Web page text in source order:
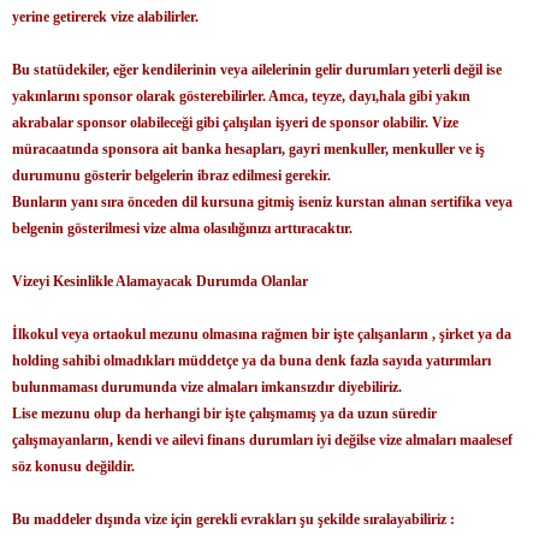
yerine getirerek vize alabilirler.
Bu statüdekiler, eğer kendilerinin veya ailelerinin gelir durumları yeterli değil ise
yakınlarını sponsor olarak gösterebilirler. Amca, teyze, dayı,hala gibi yakın
akrabalar sponsor olabileceği gibi çalışılan işyeri de sponsor olabilir. Vize
müracaatında sponsora ait banka hesapları, gayri menkuller, menkuller ve iş
durumunu gösterir belgelerin ibraz edilmesi gerekir.
Bunların yanı sıra önceden dil kursuna gitmiş iseniz kurstan alınan sertifika veya
belgenin gösterilmesi vize alma olasılığınızı arttıracaktır.
Vizeyi Kesinlikle Alamayacak Durumda Olanlar
İlkokul veya ortaokul mezunu olmasına rağmen bir işte çalışanların , şirket ya da
holding sahibi olmadıkları müddetçe ya da buna denk fazla sayıda yatırımları
bulunmaması durumunda vize almaları imkansızdır diyebiliriz.
Lise mezunu olup da herhangi bir işte çalışmamış ya da uzun süredir
çalışmayanların, kendi ve ailevi finans durumları iyi değilse vize almaları maalesef
söz konusu değildir.
Bu maddeler dışında vize için gerekli evrakları şu şekilde sıralayabiliriz :